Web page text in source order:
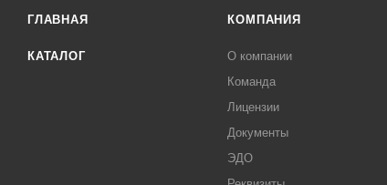
ГЛАВНАЯ
КАТАЛОГ
КОМПАНИЯ
О компании
Команда
Лицензии
Документы
ЭДО